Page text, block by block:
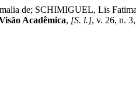
de; SCHIMIGUEL, Lis
Acadêmica, [S. l.], v. 26, n.